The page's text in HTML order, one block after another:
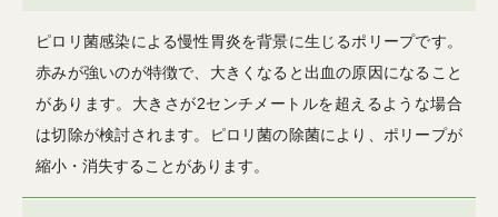
ピロリ菌感染による慢性胃炎を背景に生じるポリープです。
赤みが強いのが特徴で、大きくなると出血の原因になること
があります。大きさが2センチメートルを超えるような場合
は切除が検討されます。ピロリ菌の除菌により、ポリープが
縮小・消失することがあります。